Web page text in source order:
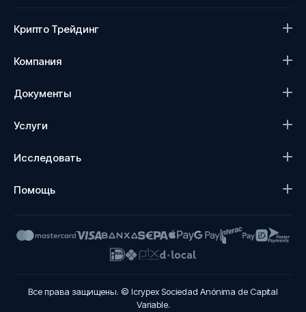
Крипто Трейдинг
Компания
Документы
Услуги
Исследовать
Помощь
Все права защищены. © Icrypex Sociedad Anónima de Capital
Variable.